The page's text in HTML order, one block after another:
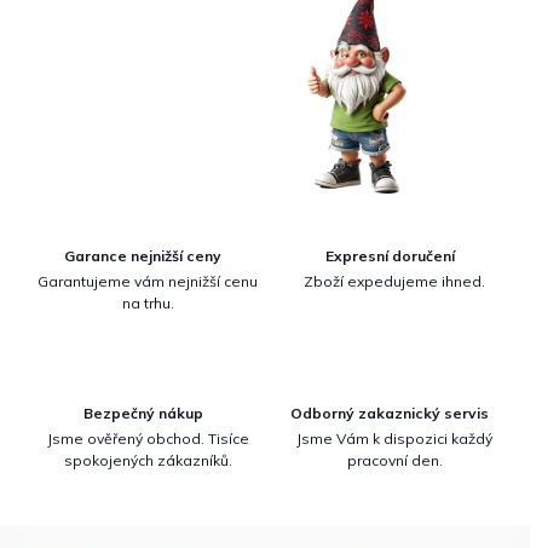
Garance nejnižší ceny
Garantujeme vám nejnižší cenu
na trhu.
Expresní doručení
Zboží expedujeme ihned.
Bezpečný nákup
Jsme ověřený obchod. Tisíce
spokojených zákazníků.
Odborný zakaznický servis
Jsme Vám k dispozici každý
pracovní den.